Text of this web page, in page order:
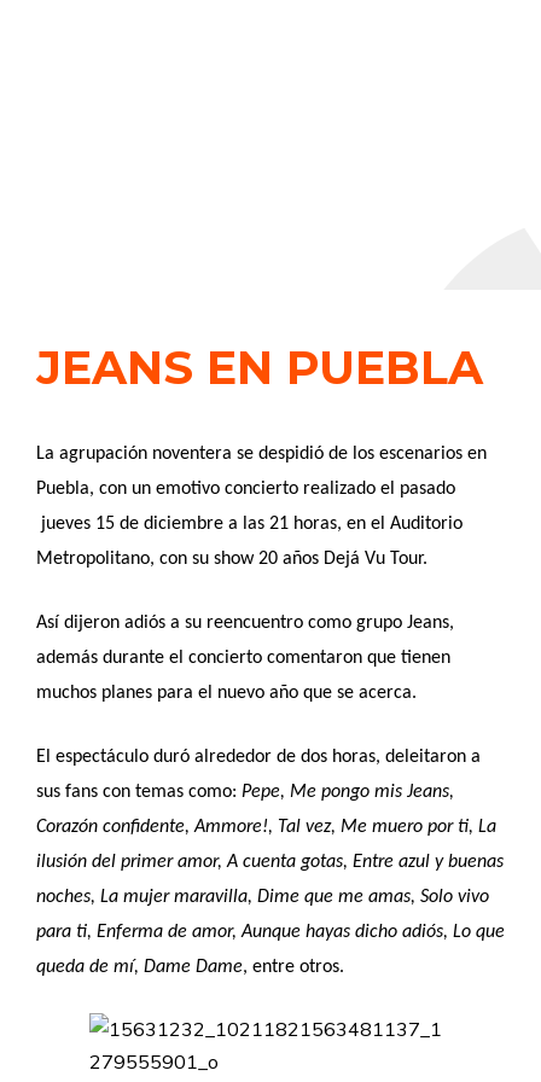
JEANS EN PUEBLA
La agrupación noventera se despidió de los escenarios en
Puebla, con un emotivo concierto realizado el pasado
jueves 15 de diciembre a las 21 horas, en el Auditorio
Metropolitano, con su show20 años Dejá Vu Tour.
Así dijeron adiós a su reencuentro como grupo Jeans,
además durante el concierto comentaron que tienen
muchos planes para el nuevo año que se acerca.
El espectáculo duró alrededor de dos horas, deleitaron a
sus fans con temas como: Pepe, Me pongo mis Jeans,
Corazón confidente, Ammore!, Tal vez, Me muero por ti, La
ilusión del primer amor, A cuenta gotas, Entre azul y buenas
noches, La mujer maravilla, Dime que me amas, Solo vivo
para ti, Enferma de amor, Aunque hayas dicho adiós, Lo que
queda de mí, Dame Dame, entre otros.